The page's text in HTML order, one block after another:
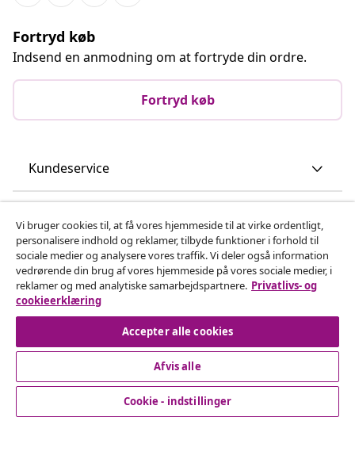
Fortryd køb
Indsend en anmodning om at fortryde din ordre.
Fortryd køb
Kundeservice
vidaXL
Opdag mere
Vi bruger cookies til, at få vores hjemmeside til at virke ordentligt,
personalisere indhold og reklamer, tilbyde funktioner i forhold til
sociale medier og analysere vores traffik. Vi deler også information
vedrørende din brug af vores hjemmeside på vores sociale medier, i
reklamer og med analytiske samarbejdspartnere. Privatlivs- og
cookieerklæring
Accepter alle cookies
Afvis alle
Cookie - indstillinger